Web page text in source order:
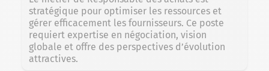
stratégique pour optimiser les ressources et
gérer efficacement les fournisseurs. Ce poste
requiert expertise en négociation, vision
globale et offre des perspectives d’évolution
attractives.